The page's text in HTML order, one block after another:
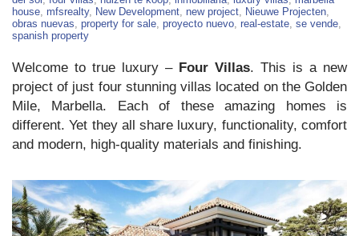
Luxury
Villas
house mfsrealty, New Development new project Nieuwe Projecten
obras nuevas property for sale proyecto nuevo real-estate se vende
spanish property
Welcome to true luxury – Four Villas. This is a new
project of just four stunning villas located on the Golden
Mile, Marbella. Each of these amazing homes is
different. Yet they all share luxury, functionality, comfort
and modern, high-quality materials and finishing.